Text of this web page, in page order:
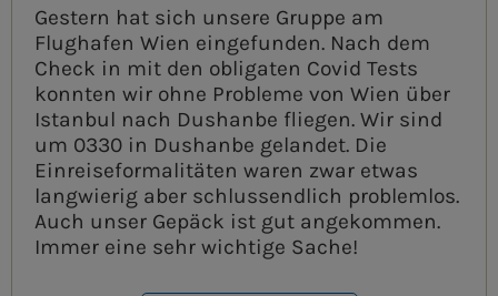
Gestern hat sich unsere Gruppe am
Flughafen Wien eingefunden. Nach dem
Check in mit den obligaten Covid Tests
konnten wir ohne Probleme von Wien über
Istanbul nach Dushanbe fliegen. Wir sind
um 0330 in Dushanbe gelandet. Die
Einreiseformalitäten waren zwar etwas
langwierig aber schlussendlich problemlos.
Auch unser Gepäck ist gut angekommen.
Immer eine sehr wichtige Sache!